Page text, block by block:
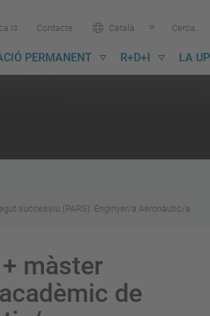
Contacte Idioma:Català Cercar...
UPC
PERMANENT R+D+I LA
successiu (PARS): Enginyer/a Aeronàutic/a
màster
de